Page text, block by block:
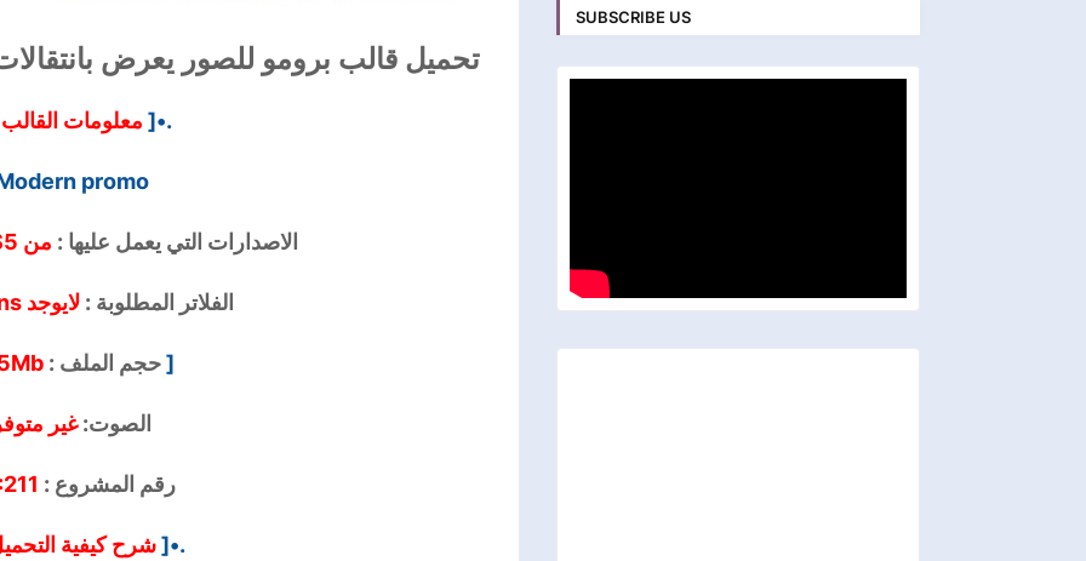
تحميل قالب برومو للصور يعرض بانتقالات
.•[ معلومات القالب
promo
الاصدارات التي يعمل عليها : من CS5 الي CC2017
الفلاتر المطلوبة : لايوجد No Plugins
[حجم الملف :
الصوت:غير
رقم المشروع :
.•[شرح كيفية
SUBSCRIBE US